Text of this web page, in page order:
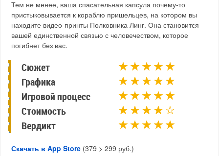
Тем не менее, ваша спасательная капсула почему-то
пристыковывается к кораблю пришельцев, на котором вы
находите видео-принты Полковника Линг. Она становится
вашей единственной связью с человечеством, которое
погибнет без вас.
Сюжет
Графика
Игровой процесс
Стоимость
Вердикт
Скачать в App Store (379> 299 руб.)